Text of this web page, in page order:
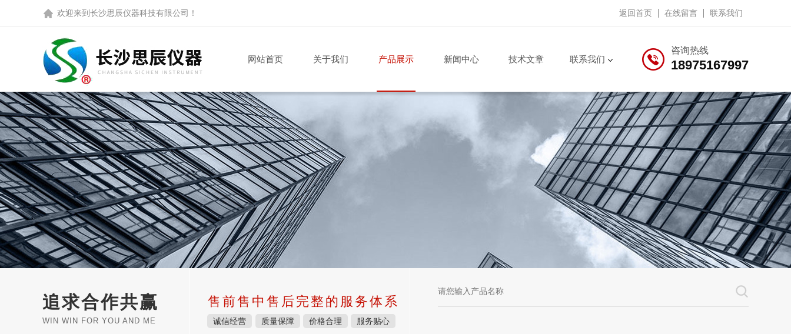
欢迎来到 长沙思辰仪器科技有限公司 ！ 返回首页 在线留言 联系我们
咨询热线
18975167997
网站首页 关于我们 产品展示 新闻中心 技术文章 联系我们
追求合作共赢
WIN WIN FOR YOU AND ME
售前售中售后完整的服务体系
诚信经营 质量保障 价格合理 服务贴心